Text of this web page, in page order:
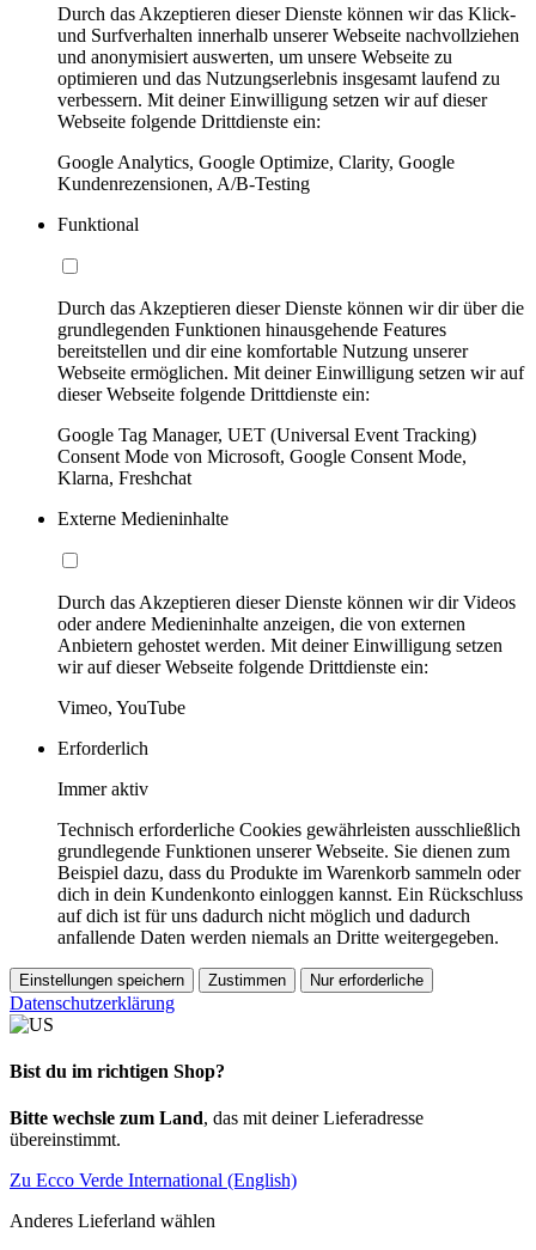
Durch das Akzeptieren dieser Dienste können wir das Klick-
und Surfverhalten innerhalb unserer Webseite nachvollziehen
und anonymisiert auswerten, um unsere Webseite zu
optimieren und das Nutzungserlebnis insgesamt laufend zu
verbessern. Mit deiner Einwilligung setzen wir auf dieser
Webseite folgende Drittdienste ein:
Google Analytics, Google Optimize, Clarity, Google
Kundenrezensionen, A/B-Testing
Funktional
Durch das Akzeptieren dieser Dienste können wir dir über die
grundlegenden Funktionen hinausgehende Features
bereitstellen und dir eine komfortable Nutzung unserer
Webseite ermöglichen. Mit deiner Einwilligung setzen wir auf
dieser Webseite folgende Drittdienste ein:
Google Tag Manager, UET (Universal Event Tracking)
Consent Mode von Microsoft, Google Consent Mode,
Klarna, Freshchat
Externe Medieninhalte
Durch das Akzeptieren dieser Dienste können wir dir Videos
oder andere Medieninhalte anzeigen, die von externen
Anbietern gehostet werden. Mit deiner Einwilligung setzen
wir auf dieser Webseite folgende Drittdienste ein:
Vimeo, YouTube
Erforderlich
Immer aktiv
Technisch erforderliche Cookies gewährleisten ausschließlich
grundlegende Funktionen unserer Webseite. Sie dienen zum
Beispiel dazu, dass du Produkte im Warenkorb sammeln oder
dich in dein Kundenkonto einloggen kannst. Ein Rückschluss
auf dich ist für uns dadurch nicht möglich und dadurch
anfallende Daten werden niemals an Dritte weitergegeben.
Einstellungen speichern Zustimmen Nur erforderliche
Datenschutzerklärung
Bist du im richtigen Shop?
Bitte wechsle zum Land, das mit deiner Lieferadresse
übereinstimmt.
Zu Ecco Verde International (English)
Anderes Lieferland wählen